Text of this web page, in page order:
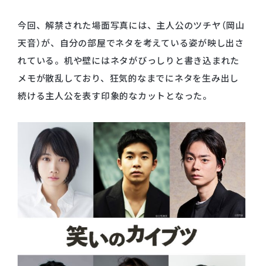
今回、解禁された場面写真には、主⼈公のツチヤ（岡⼭
天⾳）が、⾃分の部屋でネタを考えている姿が映し出さ
れている。机や壁にはネタがびっしりと書き込まれた
メモが散乱しており、狂気的なまでにネタを⽣み出し
続ける主⼈公を表す印象的なカットとなった。